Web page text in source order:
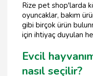
Rize pet shop'larda
oyuncaklar, bakım
gibi birçok ürün
için ihtiyaç duyulan
Evcil
nasıl seçilir?